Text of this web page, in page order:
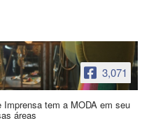
3,071
tem a MODA em seu
áreas